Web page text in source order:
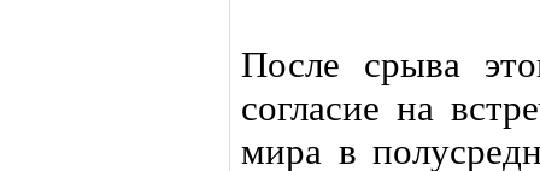
После срыва
согласие на
мира в